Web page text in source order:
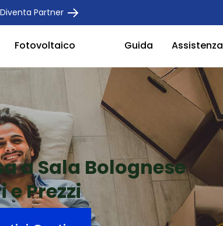
Partner
Fotovoltaico Guida Assistenza
a Sala Bolognese
e Prezzi